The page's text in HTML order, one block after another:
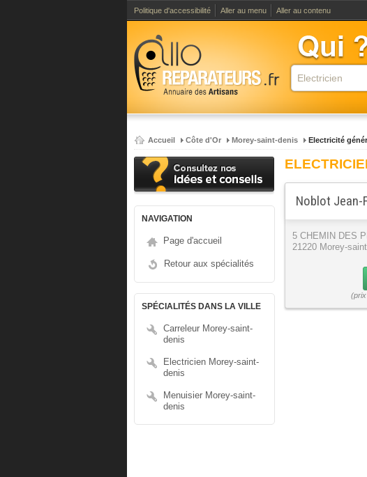
Politique d'accessibilité Aller au menu Aller au contenu
Accueil Côte d'Or Morey-saint-denis Electricité
NAVIGATION
Page d'accueil
Retour aux spécialités
SPÉCIALITÉS DANS LA VILLE
Carreleur Morey-saint-
denis
Electricien Morey-saint-
denis
Menuisier Morey-saint-
denis
Noblot Jean-
5 CHEMIN DES
21220 Morey-